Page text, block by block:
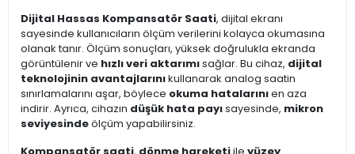
Dijital Hassas Kompansatör Saati, dijital ekranı
sayesinde kullanıcıların ölçüm verilerini kolayca okumasına
olanak tanır. Ölçüm sonuçları, yüksek doğrulukla ekranda
görüntülenir ve hızlı veri aktarımısağlar. Bu cihaz, dijital
teknolojinin avantajlarınıkullanarak analog saatin
sınırlamalarını aşar, böylece okuma hatalarınıen aza
indirir. Ayrıca, cihazın düşük hata payısayesinde, mikron
seviyesindeölçüm yapabilirsiniz.